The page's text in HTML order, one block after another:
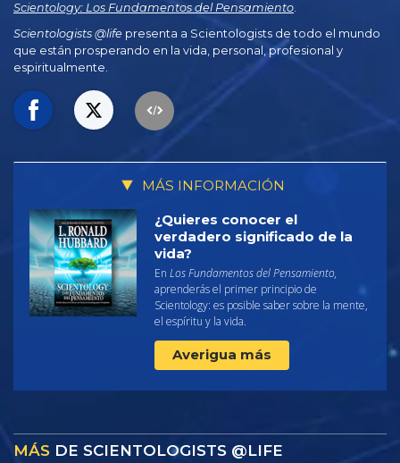
Scientology: Los Fundamentos del Pensamiento
Scientologists @life presenta a Scientologists de todo el mundo
que están prosperando en la vida, personal, profesional y
espiritualmente.
MÁS INFORMACIÓN
¿Quieres conocer el
verdadero significado de la
vida?
En Los Fundamentos del Pensamiento,
aprenderás el primer principio de
Scientology: es posible saber sobre la mente,
el espíritu y la vida.
Averigua más
MÁS DE SCIENTOLOGISTS @LIFE